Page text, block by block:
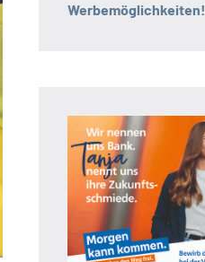
Werbemöglichkeiten!